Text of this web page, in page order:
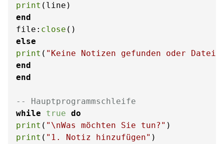
print
end
file: close
else
print ( "Keine Notizen gefunden oder
end
end
-- Hauptprogrammschleife
while
true do
print ( "\nWas möchten Sie tun?"
print ( "1. Notiz hinzufügen"